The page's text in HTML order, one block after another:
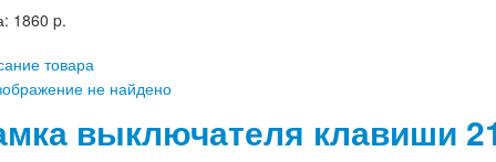
1860 p.
товара
выключателя клавиши